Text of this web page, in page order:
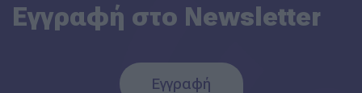
Εγγραφή στο Newsletter
Εγγραφή